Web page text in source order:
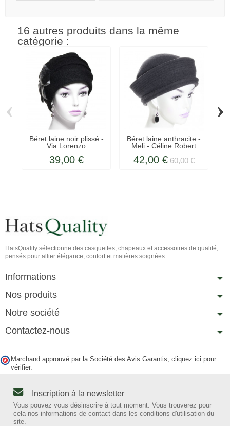
16 autres produits dans la même
catégorie :
Béret laine noir plissé -
Via Lorenzo
39,00 €
Béret laine anthracite -
Meli - Céline Robert
42,00 € 60,00 €
‹ ›
HatsQuality sélectionne des casquettes, chapeaux et accessoires de qualité,
pensés pour allier élégance, confort et matières soignées.
Informations
Nos produits
Notre société
Contactez-nous
Marchand approuvé par la Société des Avis Garantis, cliquez ici pour
vérifier.
Inscription à la newsletter
Vous pouvez vous désinscrire à tout moment. Vous trouverez pour
cela nos informations de contact dans les conditions d'utilisation du
site.